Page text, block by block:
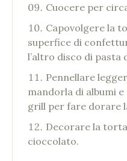
Cuocere per
Capovolgere la
superfice di
l’altro disco di pasta
Pennellare
mandorla di albumi
grill per fare dorare
Decorare la
cioccolato.